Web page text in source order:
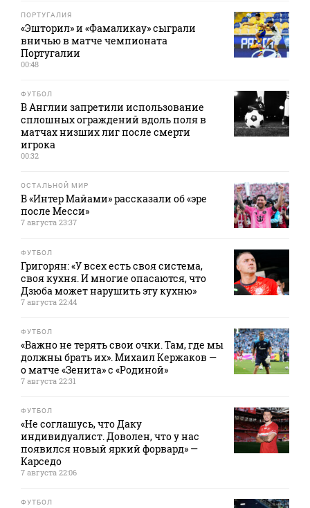
ПОРТУГАЛИЯ
«Эшторил» и «Фамаликау» сыграли
вничью в матче чемпионата
Португалии
00:48
ФУТБОЛ
В Англии запретили использование
сплошных ограждений вдоль поля в
матчах низших лиг после смерти
игрока
00:32
ОСТАЛЬНОЙ МИР
В «Интер Майами» рассказали об «эре
после Месси»
7 августа 23:37
ФУТБОЛ
Григорян: «У всех есть своя система,
своя кухня. И многие опасаются, что
Дзюба может нарушить эту кухню»
7 августа 22:44
ФУТБОЛ
«Важно не терять свои очки. Там, где мы
должны брать их». Михаил Кержаков —
о матче «Зенита» с «Родиной»
7 августа 22:31
ФУТБОЛ
«Не соглашусь, что Даку
индивидуалист. Доволен, что у нас
появился новый яркий форвард» —
Карседо
7 августа 22:06
ФУТБОЛ